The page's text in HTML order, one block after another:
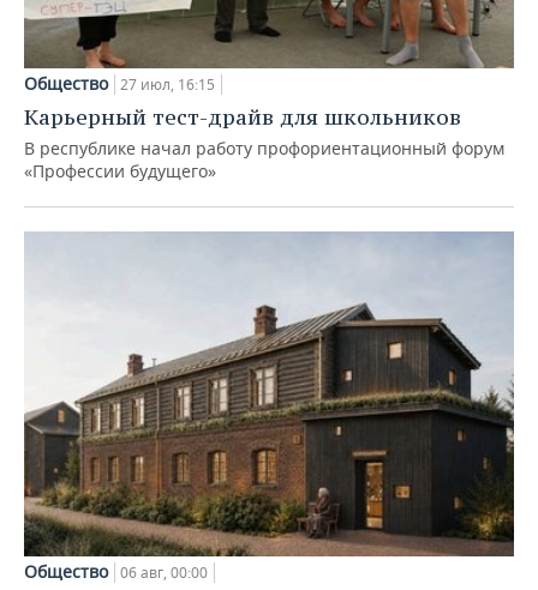
Общество 27 июл, 16:15
Карьерный тест-драйв для школьников
В республике начал работу профориентационный форум
«Профессии будущего»
Общество 06 авг, 00:00